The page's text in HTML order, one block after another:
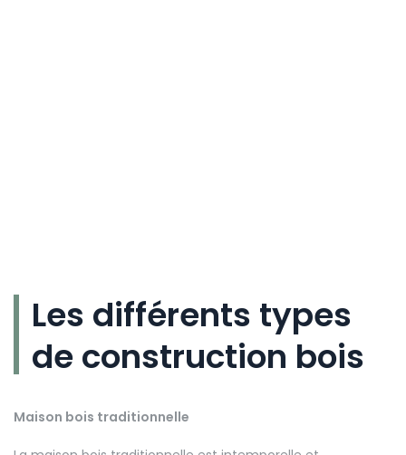
Les différents types
de construction bois
Maison bois traditionnelle